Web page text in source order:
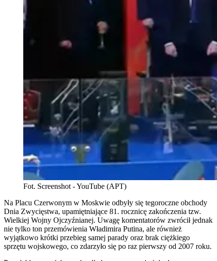
Fot. Screenshot - YouTube (APT)
Na Placu Czerwonym w Moskwie odbyły się tegoroczne obchody
Dnia Zwycięstwa, upamiętniające 81. rocznicę zakończenia tzw.
Wielkiej Wojny Ojczyźnianej. Uwagę komentatorów zwrócił jednak
nie tylko ton przemówienia Władimira Putina, ale również
wyjątkowo krótki przebieg samej parady oraz brak ciężkiego
sprzętu wojskowego, co zdarzyło się po raz pierwszy od 2007 roku.